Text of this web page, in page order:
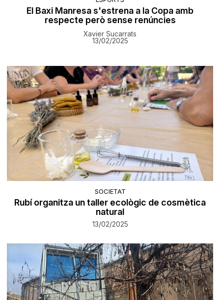
El Baxi Manresa s'estrena a la Copa amb
respecte però sense renúncies
Xavier Sucarrats
13/02/2025
SOCIETAT
Rubí organitza un taller ecològic de cosmètica
natural
13/02/2025